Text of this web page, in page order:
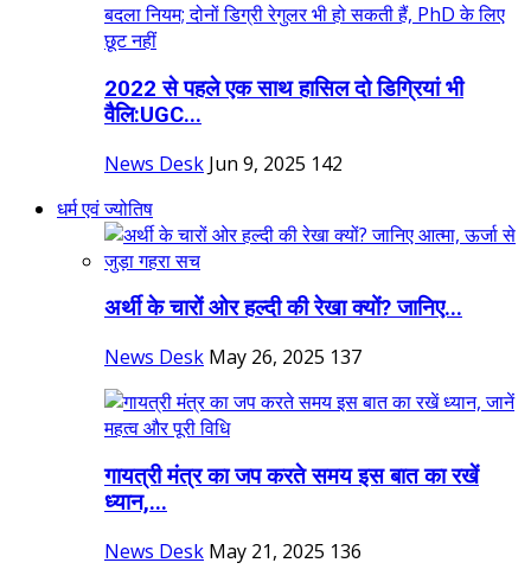
2022 से पहले एक साथ हासिल दो डिग्रियां भी
वैलि:UGC...
News Desk Jun 9, 2025 142
धर्म एवं ज्योतिष
अर्थी के चारों ओर हल्दी की रेखा क्यों? जानिए...
News Desk May 26, 2025 137
गायत्री मंत्र का जप करते समय इस बात का रखें
ध्यान,...
News Desk May 21, 2025 136